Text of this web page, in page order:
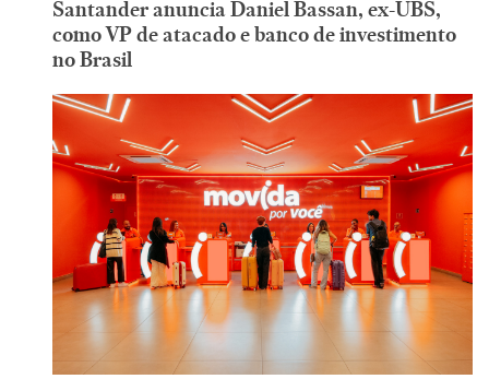
Santander anuncia Daniel Bassan, ex-UBS,
como VP de atacado e banco de investimento
no Brasil